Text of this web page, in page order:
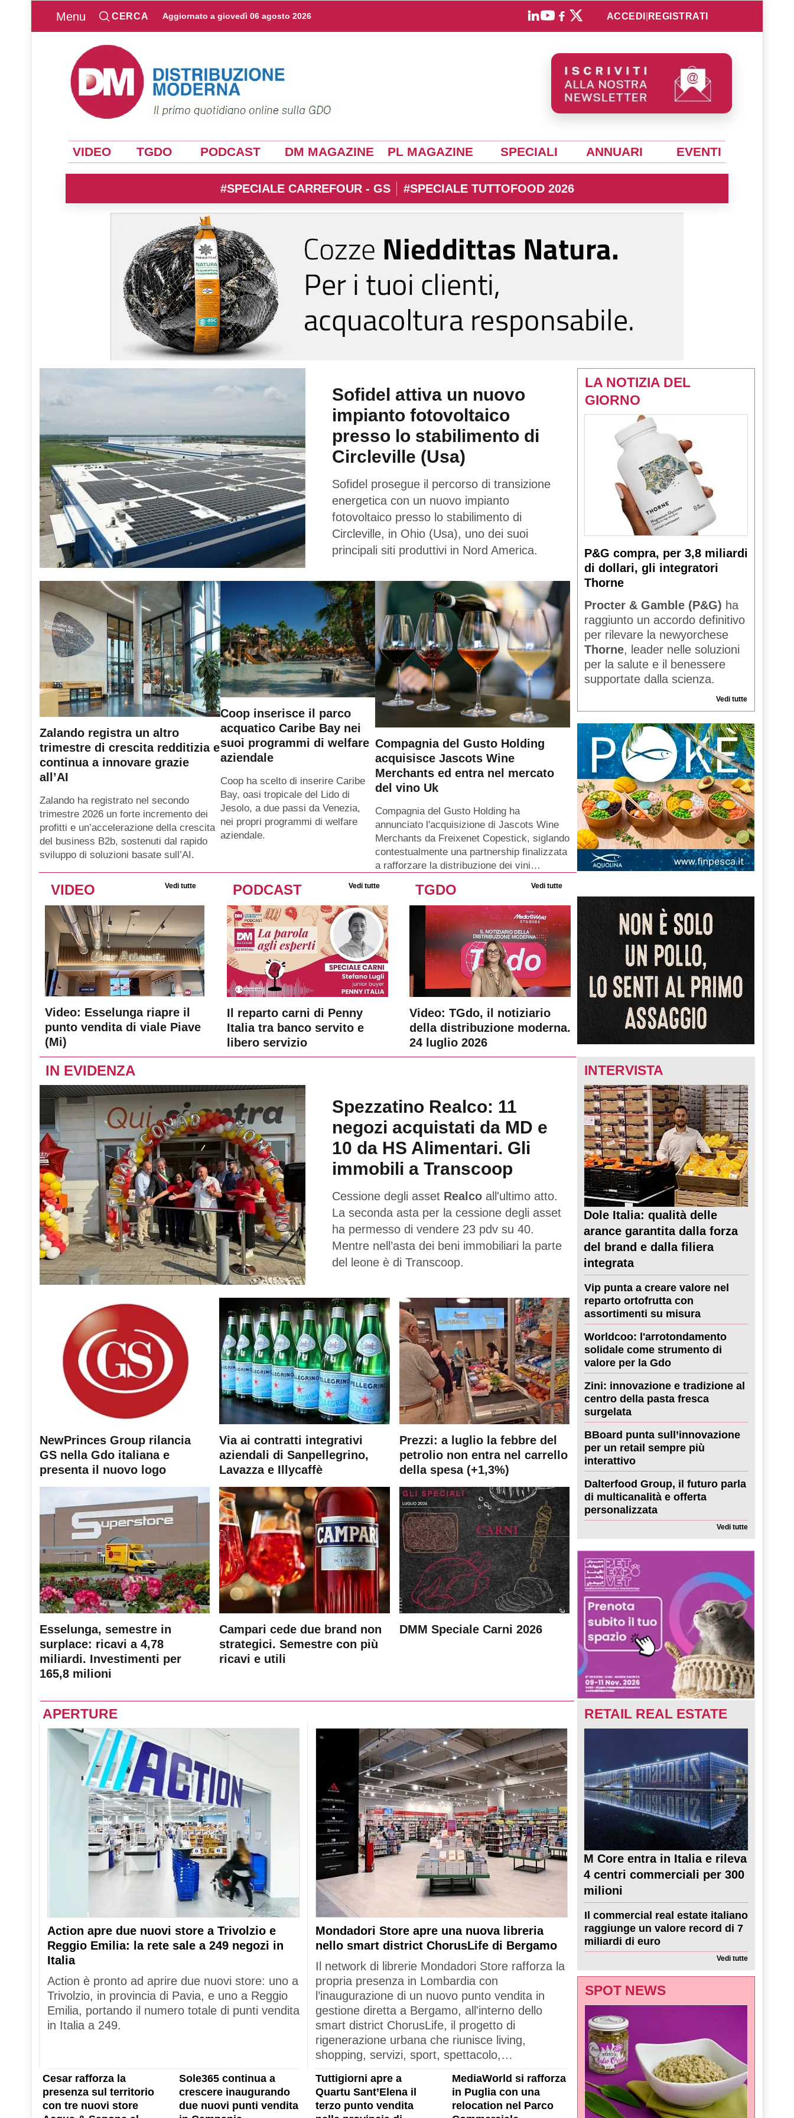
Menu CERCA Aggiornato a giovedì 06 agosto 2026 ACCEDI REGISTRATI
VIDEO TGDO PODCAST DM MAGAZINE PL MAGAZINE SPECIALI ANNUARI EVENTI
#SPECIALE CARREFOUR - GS #SPECIALE TUTTOFOOD 2026
Sofidel attiva un nuovo
impianto fotovoltaico
presso lo stabilimento di
Circleville (Usa)
Sofidel prosegue il percorso di transizione
energetica con un nuovo impianto
fotovoltaico presso lo stabilimento di
Circleville, in Ohio (Usa), uno dei suoi
principali siti produttivi in Nord America.
Zalando registra un altro
trimestre di crescita redditizia e
continua a innovare grazie
all’AI
Zalando ha registrato nel secondo
trimestre 2026 un forte incremento dei
profitti e un’accelerazione della crescita
del business B2b, sostenuti dal rapido
sviluppo di soluzioni basate sull’AI.
Coop inserisce il parco
acquatico Caribe Bay nei
suoi programmi di welfare
aziendale
Coop ha scelto di inserire Caribe
Bay, oasi tropicale del Lido di
Jesolo, a due passi da Venezia,
nei propri programmi di welfare
aziendale.
Compagnia del Gusto Holding
acquisisce Jascots Wine
Merchants ed entra nel mercato
del vino Uk
Compagnia del Gusto Holding ha
annunciato l'acquisizione di Jascots Wine
Merchants da Freixenet Copestick, siglando
contestualmente una partnership finalizzata
a rafforzare la distribuzione dei vini…
LA NOTIZIA DEL
GIORNO
P&G compra, per 3,8 miliardi
di dollari, gli integratori
Thorne
Procter & Gamble (P&G) ha
raggiunto un accordo definitivo
per rilevare la newyorchese
Thorne, leader nelle soluzioni
per la salute e il benessere
supportate dalla scienza.
Vedi tutte
VIDEO Vedi tutte
Video: Esselunga riapre il
punto vendita di viale Piave
(Mi)
PODCAST Vedi tutte
Il reparto carni di Penny
Italia tra banco servito e
libero servizio
TGDO Vedi tutte
Video: TGdo, il notiziario
della distribuzione moderna.
24 luglio 2026
IN EVIDENZA
Spezzatino Realco: 11
negozi acquistati da MD e
10 da HS Alimentari. Gli
immobili a Transcoop
Cessione degli asset Realco all'ultimo atto.
La seconda asta per la cessione degli asset
ha permesso di vendere 23 pdv su 40.
Mentre nell’asta dei beni immobiliari la parte
del leone è di Transcoop.
NewPrinces Group rilancia
GS nella Gdo italiana e
presenta il nuovo logo
Via ai contratti integrativi
aziendali di Sanpellegrino,
Lavazza e Illycaffè
Prezzi: a luglio la febbre del
petrolio non entra nel carrello
della spesa (+1,3%)
Esselunga, semestre in
surplace: ricavi a 4,78
miliardi. Investimenti per
165,8 milioni
Campari cede due brand non
strategici. Semestre con più
ricavi e utili
DMM Speciale Carni 2026
INTERVISTA
Dole Italia: qualità delle
arance garantita dalla forza
del brand e dalla filiera
integrata
Vip punta a creare valore nel
reparto ortofrutta con
assortimenti su misura
Worldcoo: l'arrotondamento
solidale come strumento di
valore per la Gdo
Zini: innovazione e tradizione al
centro della pasta fresca
surgelata
BBoard punta sull’innovazione
per un retail sempre più
interattivo
Dalterfood Group, il futuro parla
di multicanalità e offerta
personalizzata
Vedi tutte
APERTURE
Action apre due nuovi store a Trivolzio e
Reggio Emilia: la rete sale a 249 negozi in
Italia
Action è pronto ad aprire due nuovi store: uno a
Trivolzio, in provincia di Pavia, e uno a Reggio
Emilia, portando il numero totale di punti vendita
in Italia a 249.
Mondadori Store apre una nuova libreria
nello smart district ChorusLife di Bergamo
Il network di librerie Mondadori Store rafforza la
propria presenza in Lombardia con
l’inaugurazione di un nuovo punto vendita in
gestione diretta a Bergamo, all'interno dello
smart district ChorusLife, il progetto di
rigenerazione urbana che riunisce living,
shopping, servizi, sport, spettacolo,…
Cesar rafforza la
presenza sul territorio
con tre nuovi store
Sole365 continua a
crescere inaugurando
due nuovi punti vendita
Tuttigiorni apre a
Quartu Sant’Elena il
terzo punto vendita
MediaWorld si rafforza
in Puglia con una
relocation nel Parco
RETAIL REAL ESTATE
M Core entra in Italia e rileva
4 centri commerciali per 300
milioni
Il commercial real estate italiano
raggiunge un valore record di 7
miliardi di euro
Vedi tutte
SPOT NEWS